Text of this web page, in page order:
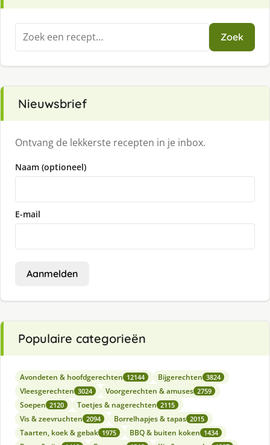
Zoeken
naar:
Zoek
Nieuwsbrief
Ontvang de lekkerste recepten in je inbox.
Naam (optioneel)
E-mail
Aanmelden
Populaire categorieën
Avondeten & hoofdgerechten 12144 Bijgerechten 3824
Vleesgerechten 3024 Voorgerechten & amuses 2759
Soepen 2120 Toetjes & nagerechten 2115
Vis & zeevruchten 2094 Borrelhapjes & tapas 2015
Taarten, koek & gebak 1975 BBQ & buiten koken 1434